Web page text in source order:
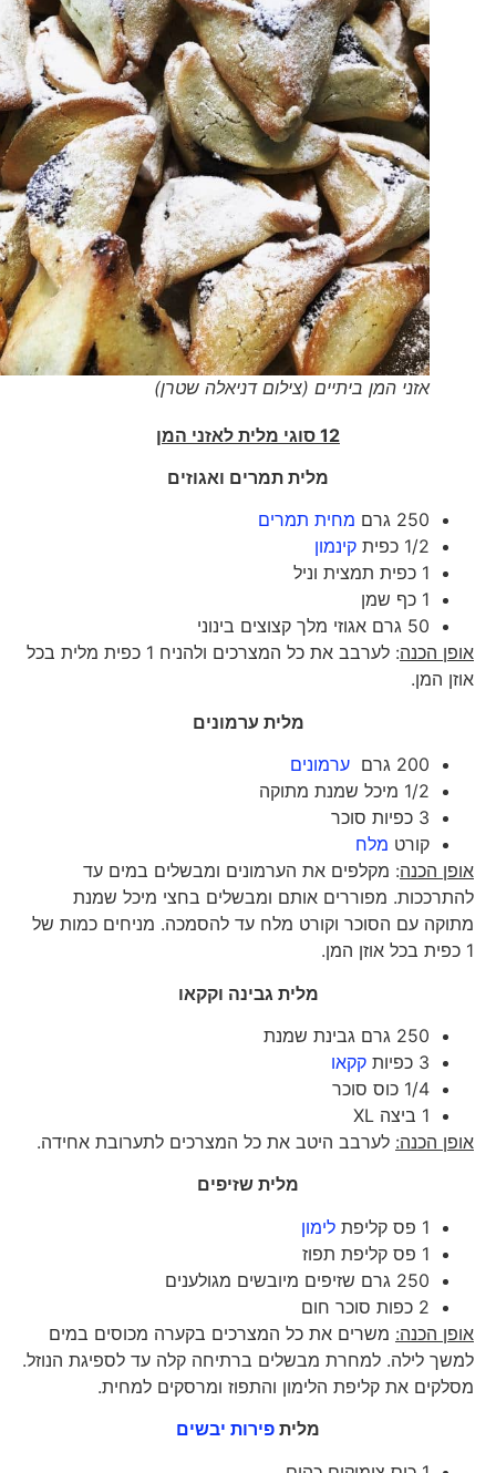
אזני המן ביתיים (צילום דניאלה שטרן)
מלית תמרים ואגוזים
250 גרם
מחית תמרים
1/2 כפית
קינמון
1 כפית תמצית וניל
1 כף שמן
50 גרם אגוזי מלך קצוצים בינוני
אופן הכנה
: לערבב את כל המצרכים ולהניח 1 כפית מלית בכל
אוזן המן.
מלית ערמונים
200 גרם
ערמונים
1/2 מיכל שמנת מתוקה
3 כפיות סוכר
קורטמלח
אופן הכנה: מקלפים את הערמונים ומבשלים במים עד
להתרככות. מפוררים אותם ומבשלים בחצי מיכל שמנת
מתוקה עם הסוכר וקורט מלח עד להסמכה. מניחים כמות של
מלית גבינה וקקאו
250 גרם גבינת שמנת
3 כפיות
קקאו
1/4 כוס סוכר
1 ביצה XL
אופן הכנה:לערבב היטב את כל המצרכים לתערובת אחידה.
מלית שזיפים
1 פס קליפת
לימון
1 פס קליפת תפוז
250 גרם שזיפים מיובשים מגולענים
2 כפות סוכר חום
אופן הכנה:משרים את כל המצרכים בקערה מכוסים במים
למשך לילה. למחרת מבשלים ברתיחה קלה עד לספיגת הנוזל.
מסלקים את קליפת הלימון והתפוז ומרסקים למחית.
מליתפירות יבשים